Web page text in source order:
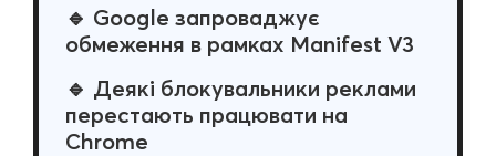
🔹 Google запроваджує
обмеження в рамках Manifest V3
🔹 Деякі блокувальники реклами
перестають працювати на
Chrome